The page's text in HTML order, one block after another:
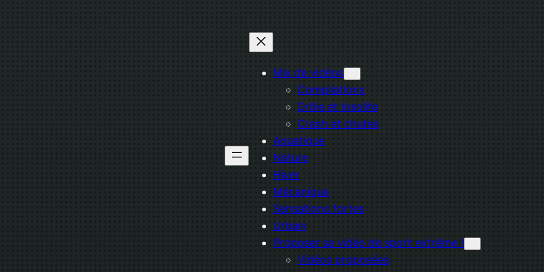
Mix de vidéos
Compilations
Drôle et Insolite
Crash et chutes
Aquatique
Nature
Hiver
Mécanique
Sensations fortes
Urbain
Proposer sa vidéo de sport extrême !
Vidéos proposées